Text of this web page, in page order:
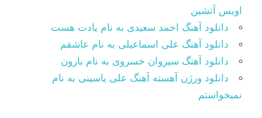
اویس آتشین
دانلود آهنگ احمد سعیدی به نام یادت هست
دانلود آهنگ علی اسماعیلی به نام عاشقم
دانلود آهنگ سیروان خسروی به نام بارون
دانلود ورژن آهسته آهنگ علی یاسینی به نام
نمیخواستم